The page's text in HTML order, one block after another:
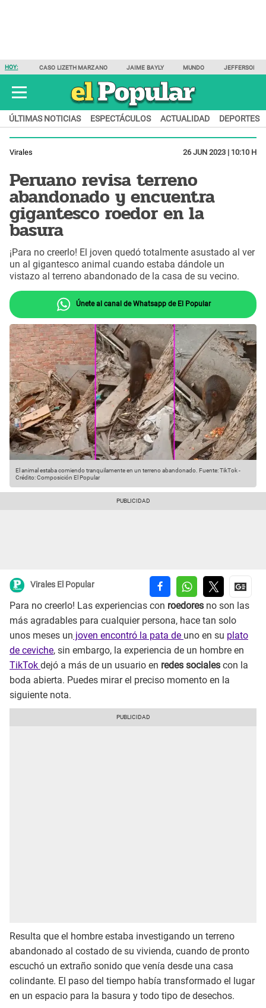
HOY: CASO LIZETH MARZANO JAIME BAYLY MUNDO JEFFERSON
ÚLTIMAS NOTICIAS ESPECTÁCULOS ACTUALIDAD DEPORTES
Virales 26 JUN 2023 | 10:10 H
Peruano revisa terreno
abandonado y encuentra
gigantesco roedor en la
basura
¡Para no creerlo! El joven quedó totalmente asustado al ver
un al gigantesco animal cuando estaba dándole un
vistazo al terreno abandonado de la casa de su vecino.
Únete al canal de Whatsapp de El Popular
El animal estaba comiendo tranquilamente en un terreno abandonado. Fuente: TikTok-
Crédito: Composición El Popular
Virales El Popular
Para no creerlo! Las experiencias con roedores no son las
más agradables para cualquier persona, hace tan solo
unos meses un joven encontró la pata de uno en su plato
de ceviche, sin embargo, la experiencia de un hombre en
TikTok dejó a más de un usuario en redes sociales con la
boda abierta. Puedes mirar el preciso momento en la
siguiente nota.
Resulta que el hombre estaba investigando un terreno
abandonado al costado de su vivienda, cuando de pronto
escuchó un extraño sonido que venía desde una casa
colindante. El paso del tiempo había transformado el lugar
en un espacio para la basura y todo tipo de desechos.